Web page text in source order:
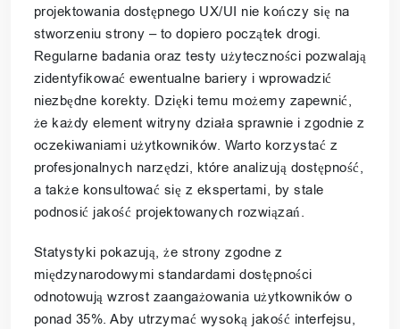
projektowania dostępnego UX/UI nie kończy się na
stworzeniu strony – to dopiero początek drogi.
Regularne badania oraz testy użyteczności pozwalają
zidentyfikować ewentualne bariery i wprowadzić
niezbędne korekty. Dzięki temu możemy zapewnić,
że każdy element witryny działa sprawnie i zgodnie z
oczekiwaniami użytkowników. Warto korzystać z
profesjonalnych narzędzi, które analizują dostępność,
a także konsultować się z ekspertami, by stale
podnosić jakość projektowanych rozwiązań.
Statystyki pokazują, że strony zgodne z
międzynarodowymi standardami dostępności
odnotowują wzrost zaangażowania użytkowników o
ponad 35%. Aby utrzymać wysoką jakość interfejsu,